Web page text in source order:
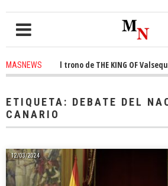
MASNEWSel trono de THE KING OF Valsequillo
ETIQUETA: DEBATE DEL
CANARIO
12/03/2024